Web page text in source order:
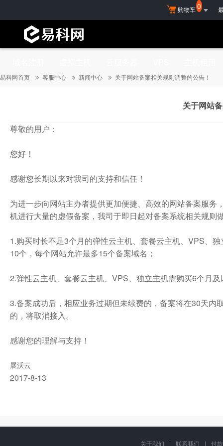
购物车0
香港主机
全能型主机
多线主机
双线主机
易科网首页 客服中心 新闻中心 关于网站备案相关规则调整的公告！
关于网站
尊敬的用户：
您好！
感谢您长期以来对我司的支持和信任！
为进一步向网站主办者提供更加便捷、高效的网站备案服
机进行大量的虚假备案，我司于即日起对备案系统相关规则
1.购买时长不足3个月的弹性云主机、套餐云主机、VPS、
10个，每个网站允许最多15个备案域名；
2.弹性云主机、套餐云主机、VPS、独立主机需购买6个月
3.备案成功后，相应业务过期但未续费的，备案将在30天
的，将取消接入。
感谢您的理解与支持！
展沃云
2017-8-13
关于我们 | 联系我们 |
付